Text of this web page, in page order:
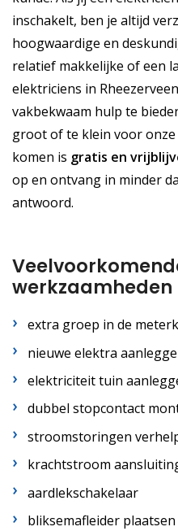
inschakelt, ben je altijd
hoogwaardige en
relatief makkelijke of een
elektriciens in
vakbekwaam hulp te
groot of te klein voor
komen is gratis en
op en ontvang in minder
antwoord.
werkzaamheden
extra groep in de
nieuwe elektra
elektriciteit tuin
dubbel stopcontact
stroomstoringen
krachtstroom
aardlekschakelaar
bliksemafleider plaatsen